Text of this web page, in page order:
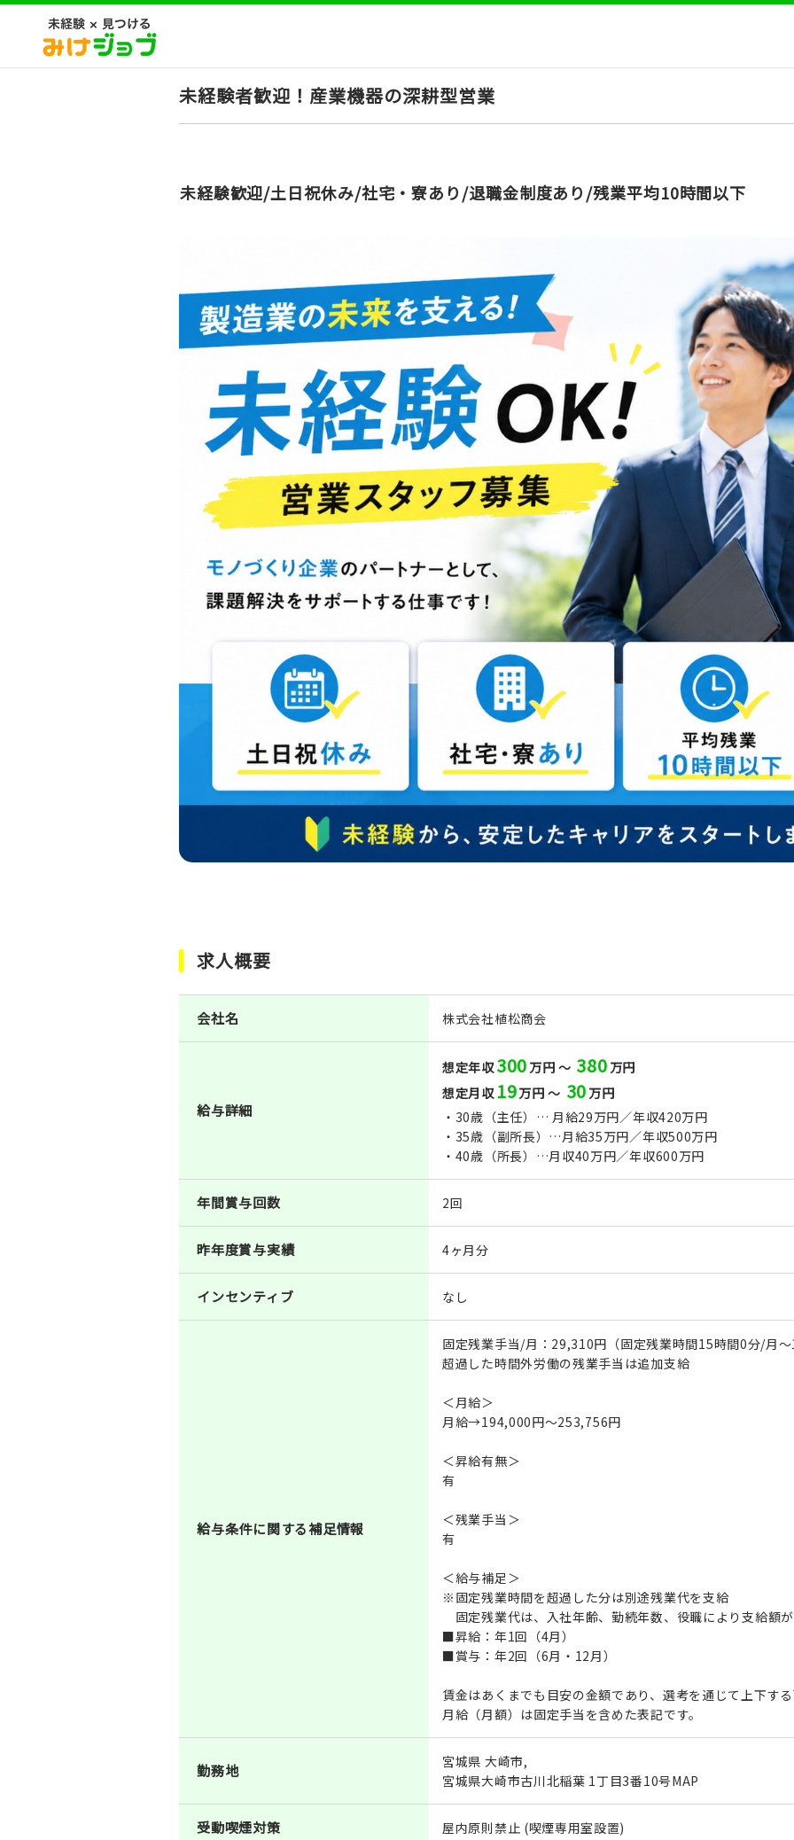
未経験者歓迎！産業機器の深耕型営業
未経験歓迎/土日祝休み/社宅・寮あり/退職金制度あり/残業平均10時間以下
求人概要
会社名 株式会社植松商会
給与詳細
想定年収300 万円 ～ 380 万円
想定月収 19万円 ～ 30 万円
・30歳（主任）… 月給29万円／年収420万円
・35歳（副所長）…月給35万円／年収500万円
・40歳（所長）…月収40万円／年収600万円
年間賞与回数 2回
昨年度賞与実績 4ヶ月分
インセンティブ なし
給与条件に関する補足情報
固定残業手当/月：29,310円（固定残業時間15時間0分/月
超過した時間外労働の残業手当は追加支給
＜月給＞
月給→194,000円～253,756円
＜昇給有無＞
有
＜残業手当＞
有
＜給与補足＞
※固定残業時間を超過した分は別途残業代を支給
固定残業代は、入社年齢、勤続年数、役職により支給額
■昇給：年1回（4月）
■賞与：年2回（6月・12月）
賃金はあくまでも目安の金額であり、選考を通じて上下す
月給（月額）は固定手当を含めた表記です。
勤務地
宮城県 大崎市,
宮城県大崎市古川北稲葉 1丁目3番10号MAP
受動喫煙対策 屋内原則禁止 (喫煙専用室設置)